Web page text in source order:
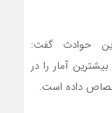
حوادث گفت:
بیشترین آمار را در
داده است.